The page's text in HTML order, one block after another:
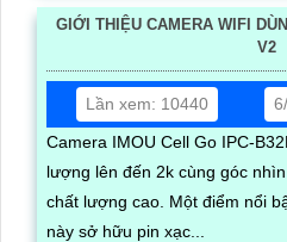
GIỚI THIỆU CAMERA WIFI
V2
Lần xem: 10440
Camera IMOU Cell Go IPC-B32P-V2 với hình ảnh chất
lượng lên đến 2k cùng góc
chất lượng cao. Một điểm nổi bật nữa là dòng camera
này sở hữu pin xạc...